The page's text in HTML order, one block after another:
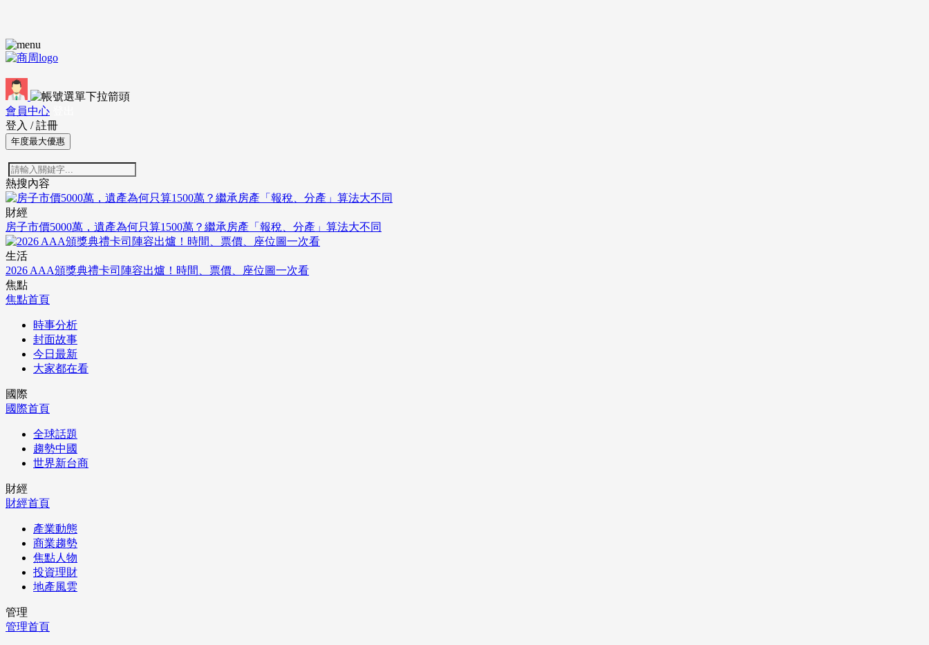
會員中心
登入 / 註冊
年度最大優惠
熱搜內容
財經
房子市價5000萬，遺產為何只算1500萬？繼承房產「報稅、分產」算法大不同
生活
2026 AAA頒獎典禮卡司陣容出爐！時間、票價、座位圖一次看
焦點
焦點首頁
時事分析
封面故事
今日最新
大家都在看
國際
國際首頁
全球話題
趨勢中國
世界新台商
財經
財經首頁
產業動態
商業趨勢
焦點人物
投資理財
地產風雲
管理
管理首頁